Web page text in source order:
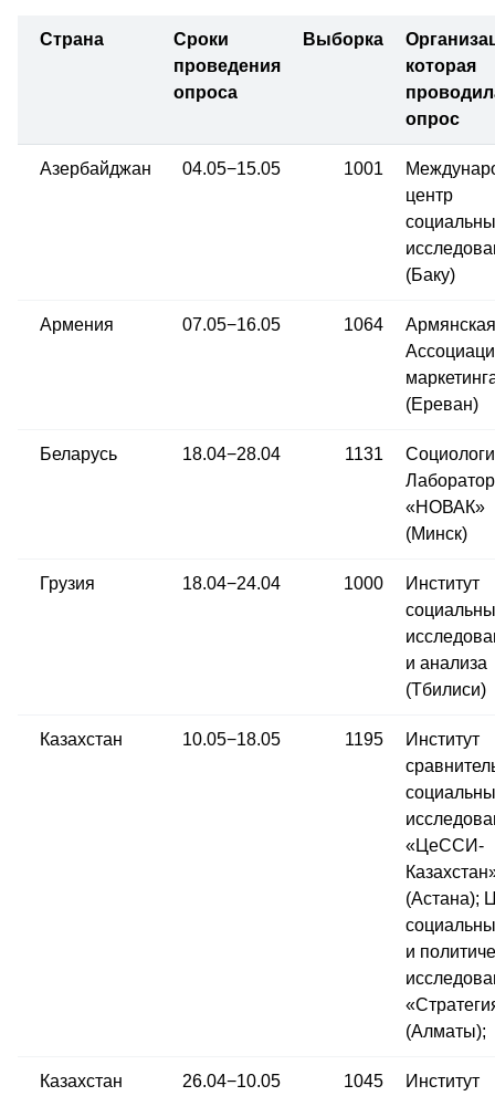
Страна
Сроки
проведения
опроса
Выборка
которая
опрос
Азербайджан 04.05−15.05 1001
центр
(Баку)
Армения 07.05−16.05 1064
Армянская
(Ереван)
Беларусь 18.04−28.04 1131
«НОВАК»
(Минск)
Грузия 18.04−24.04 1000
Институт
и анализа
(Тбилиси)
Казахстан 10.05−18.05 1195
Институт
«ЦеССИ-
(Астана);
и
(Алматы);
Казахстан 26.04−10.05 1045 Институт